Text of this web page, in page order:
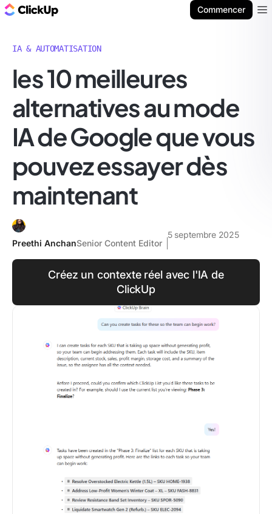
Commencer
IA & AUTOMATISATION
les 10 meilleures
alternatives au mode
IA de Google que vous
pouvez essayer dès
maintenant
Preethi AnchanSenior Content Editor
5 septembre 2025
Créez un contexte réel avec l'IA de
ClickUp